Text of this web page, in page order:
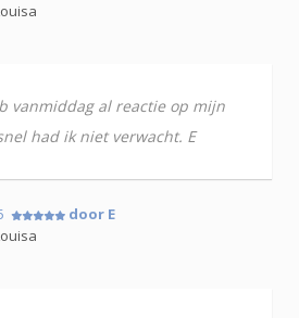
vanmiddag al reactie op mijn
had ik niet verwacht. E
door E